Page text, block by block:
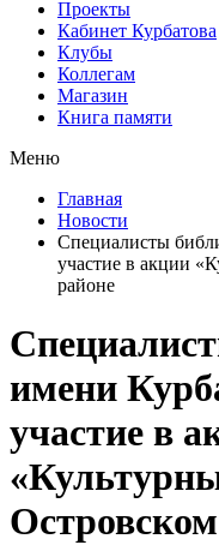
Проекты
Кабинет Курбатова
Клубы
Коллегам
Магазин
Книга памяти
Меню
Главная
Новости
Специалисты
участие в акции
районе
имени
участие в